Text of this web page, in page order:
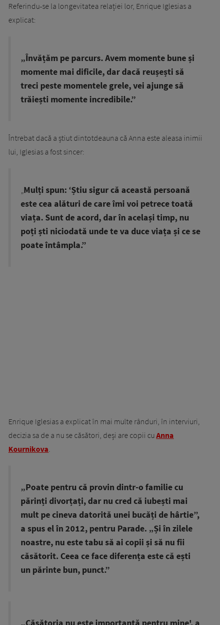
Referindu-se la longevitatea relației lor, Enrique Iglesias a
explicat:
„Învățăm pe parcurs. Avem momente bune și
momente mai dificile, dar dacă reușești să
treci peste momentele grele, vei ajunge să
trăiești momente incredibile.”
Întrebat dacă a știut dintotdeauna că Anna este aleasa inimii
lui, Iglesias a fost sincer:
„Mulți spun: ‘Știu sigur că această persoană
este cea alături de care îmi voi petrece toată
viața. Sunt de acord, dar în același timp, nu
poți ști niciodată unde te va duce viața și ce se
poate întâmpla.”
Enrique Iglesias a explicat în mai multe rânduri, în interviuri,
decizia sa de a nu se căsători, deși are copii cu Anna
Kournikova
„Poate pentru că provin dintr-o familie cu
părinți divorțați, dar nu cred că iubești mai
mult pe cineva datorită unei bucăți de hârtie”,
a spus el în 2012, pentru Parade. „Și în zilele
noastre, nu este tabu să ai copii și să nu fii
căsătorit. Ceea ce face diferența este că ești
un părinte bun, punct.”